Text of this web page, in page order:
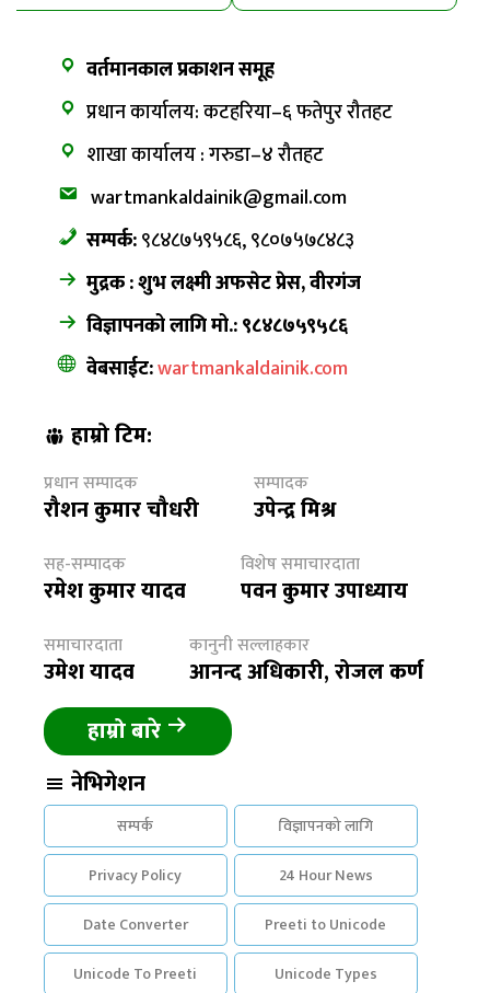
वर्तमानकाल प्रकाशन समूह
प्रधान कार्यालय: कटहरिया–६ फतेपुर रौतहट
शाखा कार्यालय : गरुडा–४ रौतहट
wartmankaldainik@gmail.com
सम्पर्क:९८४८७५९५८६, ९८०७५७८४८३
मुद्रक : शुभ लक्ष्मी अफसेट प्रेस, वीरगंज
विज्ञापनको लागि मो.: ९८४८७५९५८६
वेबसाईट:wartmankaldainik.com
हाम्रो टिम:
प्रधान सम्पादक
रौशन कुमार चौधरी
सम्पादक
उपेन्द्र मिश्र
सह-सम्पादक
रमेश कुमार यादव
विशेष समाचारदाता
पवन कुमार उपाध्याय
समाचारदाता
उमेश यादव
कानुनी सल्लाहकार
आनन्द अधिकारी, रोजल कर्ण
हाम्रो बारे
नेभिगेशन
सम्पर्क
विज्ञापनको लागि
Privacy Policy
24 Hour News
Date Converter
Preeti to Unicode
Unicode To Preeti
Unicode Types